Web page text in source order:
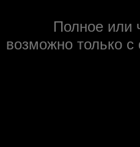
Полное или
возможно только